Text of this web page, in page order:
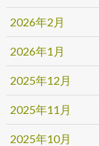
2026年2月
2026年1月
2025年12月
2025年11月
2025年10月